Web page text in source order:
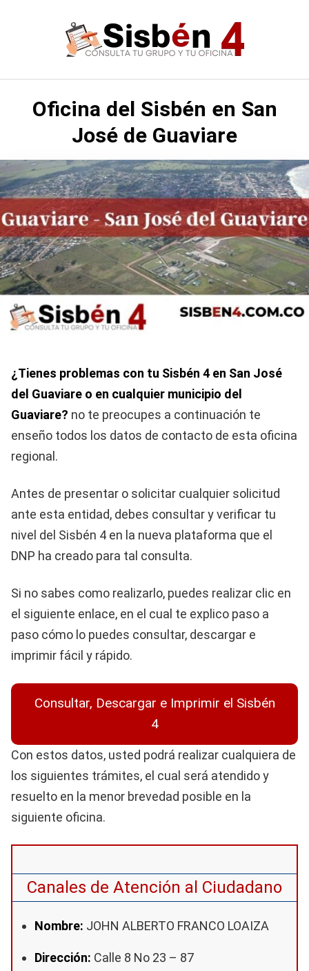
Oficina del Sisbén en San
José de Guaviare
¿Tienes problemas con tu Sisbén 4 en San José
del Guaviare o en cualquier municipio del
Guaviare? no te preocupes a continuación te
enseño todos los datos de contacto de esta oficina
regional.
Antes de presentar o solicitar cualquier solicitud
ante esta entidad, debes consultar y verificar tu
nivel del Sisbén 4 en la nueva plataforma que el
DNP ha creado para tal consulta.
Si no sabes como realizarlo, puedes realizar clic en
el siguiente enlace, en el cual te explico paso a
paso cómo lo puedes consultar, descargar e
imprimir fácil y rápido.
Consultar, Descargar e Imprimir el Sisbén
4
Con estos datos, usted podrá realizar cualquiera de
los siguientes trámites, el cual será atendido y
resuelto en la menor brevedad posible en la
siguiente oficina.
Canales de Atención al Ciudadano
Nombre: JOHN ALBERTO FRANCO LOAIZA
Dirección: Calle 8 No 23 – 87